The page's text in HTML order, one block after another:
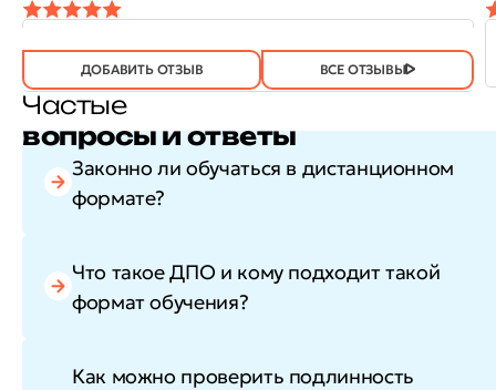
ПОЛЕЗЕН?
ДА(746) НЕТ(20)
ДОБАВИТЬ ОТЗЫВ ВСЕ ОТЗЫВЫ
Частые
вопросы и ответы
Законно ли обучаться в дистанционном
формате?
Что такое ДПО и кому подходит такой
формат обучения?
Как можно проверить подлинность